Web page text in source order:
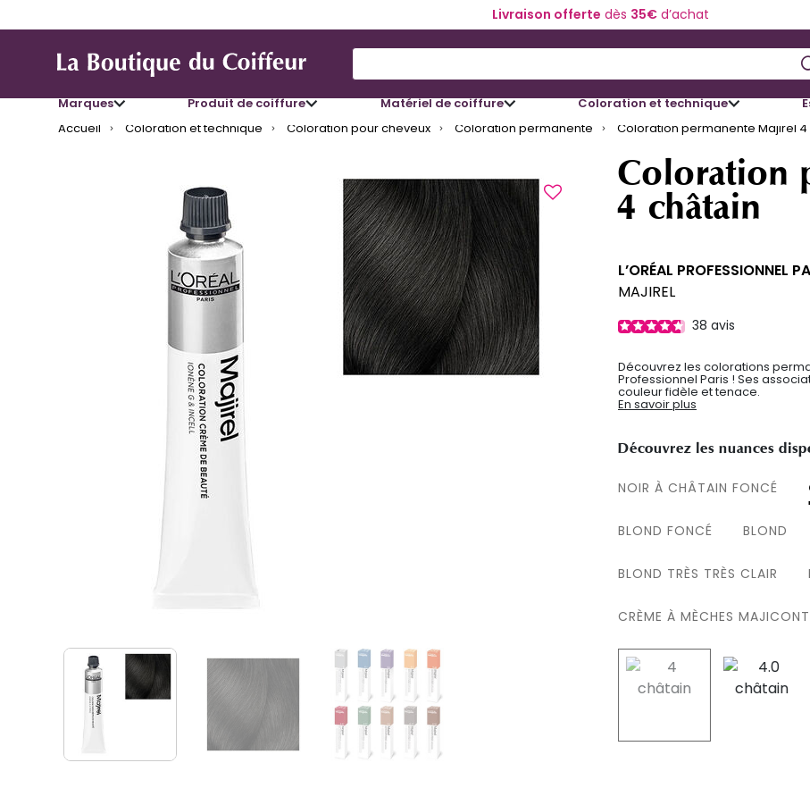
Livraison offerte dès 35€d’achat
Marques Produit de coiffure Matériel de coiffure Coloration et technique
Accueil Coloration et technique Coloration pour cheveux Coloration permanente Coloration permanente Majirel 4
Coloration
4 châtain
L’ORÉAL PROFESSIONNEL
MAJIREL
38 avis
Découvrez les colorations
Professionnel Paris ! Ses
couleur fidèle et tenace.
En savoir plus
Découvrez les nuances
NOIR À CHÂTAIN FONCÉ
BLOND FONCÉ BLOND
BLOND TRÈS TRÈS CLAIR
CRÈME À MÈCHES
selected